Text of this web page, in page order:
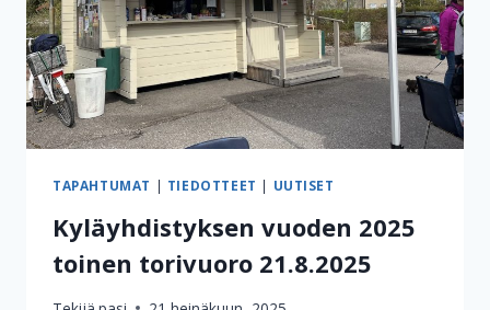
TAPAHTUMAT | TIEDOTTEET | UUTISET
Kyläyhdistyksen vuoden 2025
toinen torivuoro 21.8.2025